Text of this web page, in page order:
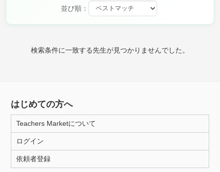
並び順：
検索条件に一致する先生が見つかりませんでした。
保健・体育 図画工作 書写
月曜日 火曜日
所属大学
はじめての方へ
Teachers Marketについて
ログイン
依頼者登録